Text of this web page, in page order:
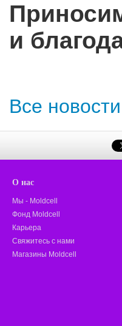
и
Все новости
О нас
Мы - Moldcell
Фонд Moldcell
Карьера
Свяжитесь с нами
Магазины Moldcell